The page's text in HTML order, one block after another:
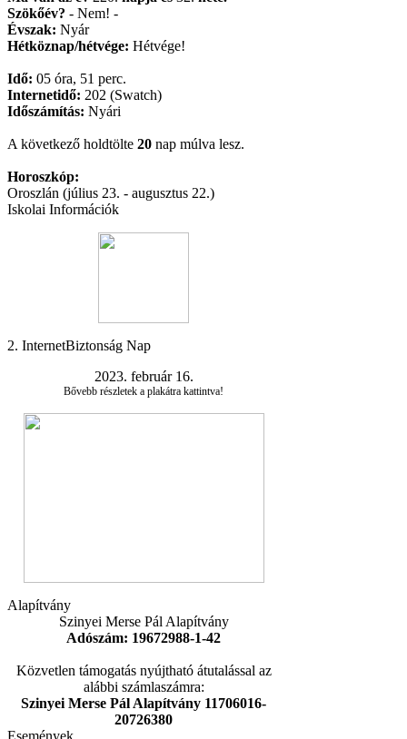
Szökőév? - Nem! -
Évszak: Nyár
Hétköznap/hétvége: Hétvége!
Idő: 05 óra, 51 perc.
Internetidő: 202 (Swatch)
Időszámítás: Nyári
A következő holdtölte 20 nap múlva lesz.
Horoszkóp:
Oroszlán (július 23. - augusztus 22.)
Iskolai Információk
2. InternetBiztonság Nap
2023. február 16.
Bővebb részletek a plakátra kattintva!
Alapítvány
Szinyei Merse Pál Alapítvány
Adószám: 19672988-1-42
Közvetlen támogatás nyújtható átutalással az
alábbi számlaszámra:
Szinyei Merse Pál Alapítvány 11706016-
20726380
Események